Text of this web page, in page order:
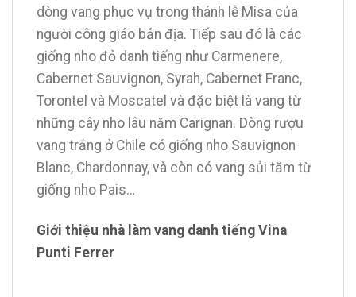
dòng vang phục vụ trong thánh lễ Misa của
người công giáo bản địa. Tiếp sau đó là các
giống nho đỏ danh tiếng như Carmenere,
Cabernet Sauvignon, Syrah, Cabernet Franc,
Torontel và Moscatel và đặc biệt là vang từ
những cây nho lâu năm Carignan. Dòng rượu
vang trắng ở Chile có giống nho Sauvignon
Blanc, Chardonnay, và còn có vang sủi tăm từ
giống nho Pais…
Giới thiệu nhà làm vang danh tiếng Vina
Punti Ferrer